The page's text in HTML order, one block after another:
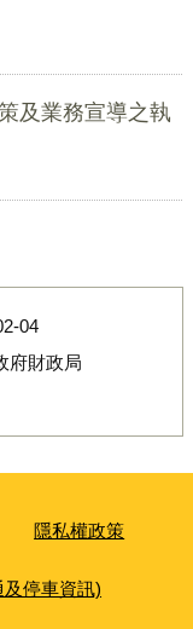
及業務宣導之執
04
府財政局
隱私權政策
停車資訊)